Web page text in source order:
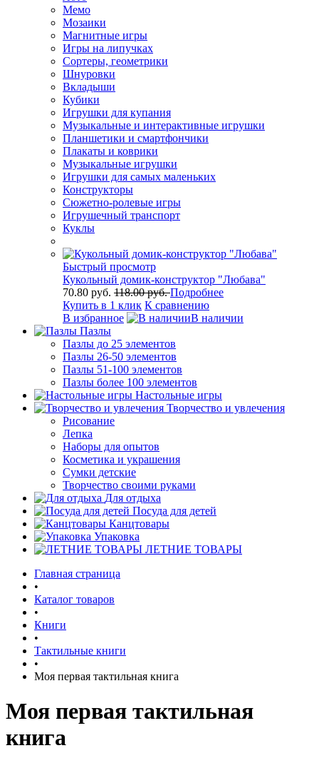
Мемо
Мозаики
Магнитные игры
Игры на липучках
Сортеры, геометрики
Шнуровки
Вкладыши
Кубики
Игрушки для купания
Музыкальные и интерактивные игрушки
Планшетики и смартфончики
Плакаты и коврики
Музыкальные игрушки
Игрушки для самых маленьких
Конструкторы
Сюжетно-ролевые игры
Игрушечный транспорт
Куклы
Быстрый просмотр
Кукольный домик-конструктор "Любава"
70.80 руб. 118.00 руб.Подробнее
Купить в 1 клик К сравнению
В избранное
В наличии
Пазлы
Пазлы до 25 элементов
Пазлы 26-50 элементов
Пазлы 51-100 элементов
Пазлы более 100 элементов
Настольные игры
Творчество и увлечения
Рисование
Лепка
Наборы для опытов
Косметика и украшения
Сумки детские
Творчество своими руками
Для отдыха
Посуда для детей
Канцтовары
Упаковка
ЛЕТНИЕ ТОВАРЫ
Главная страница
•
Каталог товаров
•
Книги
•
Тактильные книги
•
Моя первая тактильная книга
Моя первая тактильная
книга